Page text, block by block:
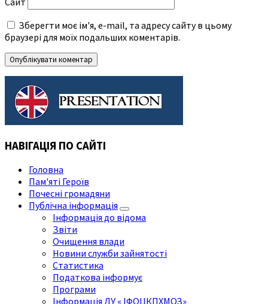
Зберегти моє ім'я, e-mail, та адресу сайту в цьому
браузері для моїх подальших коментарів.
НАВІГАЦІЯ ПО САЙТІ
Головна
Пам'яті Героїв
Почесні громадяни
Публічна інформація
Інформація до відома
Звіти
Очищення влади
Новини служби зайнятості
Статистика
Податкова інформує
Програми
Інформація ДУ « ІФОЦКПХМОЗ»